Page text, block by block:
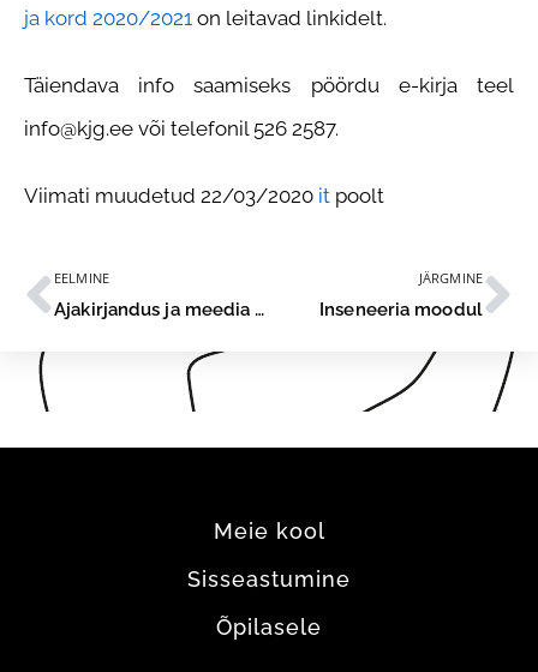
ja kord 2020/2021 on leitavad linkidelt.
Täiendava info saamiseks pöördu e-kirja teel
info@kjg.ee või telefonil 526 2587.
Viimati muudetud 22/03/2020 it poolt
EELMINE
Ajakirjandus ja meedia moodul
JÄRGMINE
Inseneeria moodul
Meie kool
Sisseastumine
Õpilasele